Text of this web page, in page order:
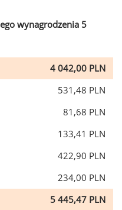
wynagrodzenia 5
4 042,00 PLN
531,48 PLN
81,68 PLN
133,41 PLN
422,90 PLN
234,00 PLN
5 445,47 PLN